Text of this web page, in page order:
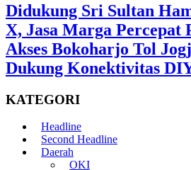
Didukung Sri Sultan
X, Jasa Marga Percepat
Akses Bokoharjo Tol
Dukung Konektivitas
KATEGORI
Headline
Second Headline
Daerah
OKI